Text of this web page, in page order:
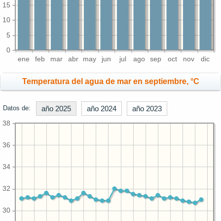
ene feb mar abr may jun jul ago sep oct nov dic
0
5
10
15
Temperatura del agua de mar en septiembre, °C
Datos de: año 2025 año 2024 año 2023
30
32
34
36
38